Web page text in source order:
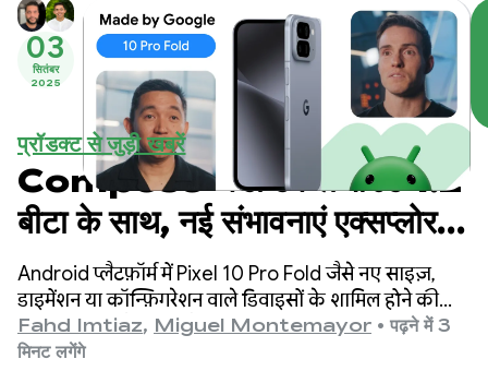
03
सितंबर
2025
प्रॉडक्ट से जुड़ी खबरें
Compose अडैप्टिव लेआउट 1.2
बीटा के साथ, नई संभावनाएं एक्सप्लोर
करें
Android प्लैटफ़ॉर्म में Pixel 10 Pro Fold जैसे नए साइज़,
डाइमेंशन या कॉन्फ़िगरेशन वाले डिवाइसों के शामिल होने की
वजह से, फ़ोन, टैबलेट, और फ़ोल्ड किए जा सकने वाले डिवाइसों
पर अच्छी क्वालिटी वाले उपयोगकर्ता अनुभव देने के लिए,
Fahd Imtiaz, Miguel Montemayor • पढ़ने में 3
मिनट लगेंगे